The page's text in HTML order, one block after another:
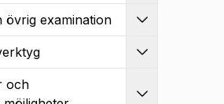
övrig examination
och